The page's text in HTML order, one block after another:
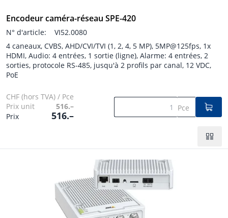
Encodeur caméra-réseau SPE-420
N° d'article:
VI52.0080
4 caneaux, CVBS, AHD/CVI/TVI (1, 2, 4, 5 MP), 5MP@125fps, 1x
HDMI, Audio: 4 entrées, 1 sortie (ligne), Alarme: 4 entrées, 2
sorties, protocole RS-485, jusqu'à 2 profils par canal, 12 VDC,
PoE
CHF (hors TVA) / Pce
Prix unit
516.–
Prix
516.–
Pce